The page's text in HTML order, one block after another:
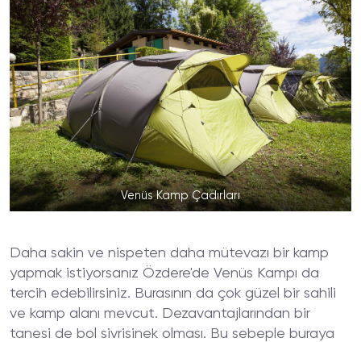
Venüs Kamp Çadırları
Daha sakin ve nispeten daha mütevazı bir kamp
yapmak istiyorsanız Özdere'de Venüs Kampı da
tercih edebilirsiniz. Burasının da çok güzel bir sahili
ve kamp alanı mevcut. Dezavantajlarından bir
tanesi de bol sivrisinek olması. Bu sebeple buraya